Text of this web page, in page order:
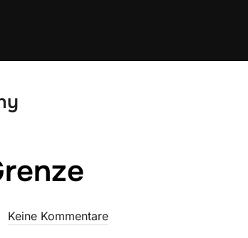
Keine Kommentare